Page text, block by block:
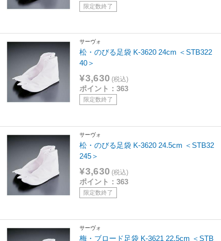
限定数終了
サーヴォ
松・のびる足袋 K-3620 24cm ＜STB322
40＞
¥3,630 (税込)
ポイント：363
限定数終了
サーヴォ
松・のびる足袋 K-3620 24.5cm ＜STB32
245＞
¥3,630 (税込)
ポイント：363
限定数終了
サーヴォ
梅・ブロード足袋 K-3621 22.5cm ＜STB